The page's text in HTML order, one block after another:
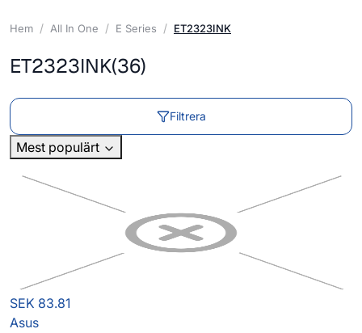
Hem All In One E Series ET2323INK
ET2323INK(36)
Filtrera
Mest populärt
SEK 83.81
Asus